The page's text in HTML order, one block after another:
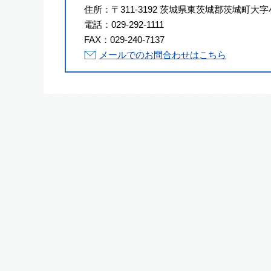
住所： 〒311-3192 茨城県東茨城郡茨城町大
電話： 029-292-1111
FAX： 029-240-7137
メールでのお問合わせはこちら